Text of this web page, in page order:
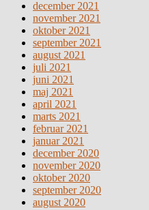
december 2021
november 2021
oktober 2021
september 2021
august 2021
juli 2021
juni 2021
maj 2021
april 2021
marts 2021
februar 2021
januar 2021
december 2020
november 2020
oktober 2020
september 2020
august 2020